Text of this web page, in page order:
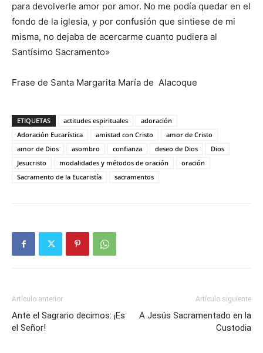
para devolverle amor por amor. No me podía quedar en el
fondo de la iglesia, y por confusión que sintiese de mi
misma, no dejaba de acercarme cuanto pudiera al
Santísimo Sacramento»
Frase de Santa Margarita María de Alacoque
ETIQUETAS actitudes espirituales
adoración
Adoración Eucarística
amistad con Cristo
amor de Cristo
amor de Dios
asombro confianza deseo de Dios
Dios
Jesucristo
modalidades y métodos de oración
oración
Sacramento de la Eucaristía
sacramentos
Artículo anterior
Ante el Sagrario decimos: ¡Es
el Señor!
Artículo siguiente
A Jesús Sacramentado en la
Custodia